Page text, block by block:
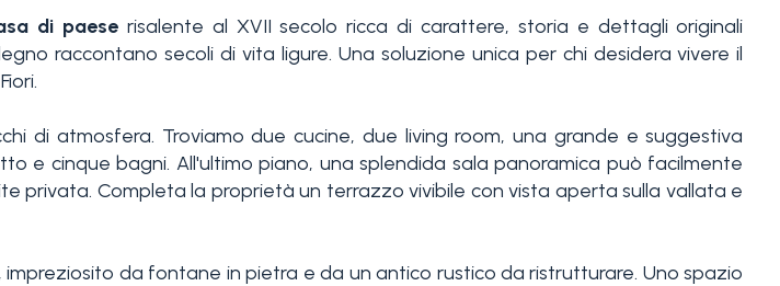
di paeserisalente al XVII secolo ricca di carattere, storia e dettagli originali
raccontano secoli di vita ligure. Una soluzione unica per chi desidera vivere il
di atmosfera. Troviamo due cucine, due living room, una grande e suggestiva
e cinque bagni. All'ultimo piano, una splendida sala panoramica può facilmente
privata. Completa la proprietà un terrazzo vivibile con vista aperta sulla vallata e
da fontane in pietra e da un antico rustico da ristrutturare. Uno spazio